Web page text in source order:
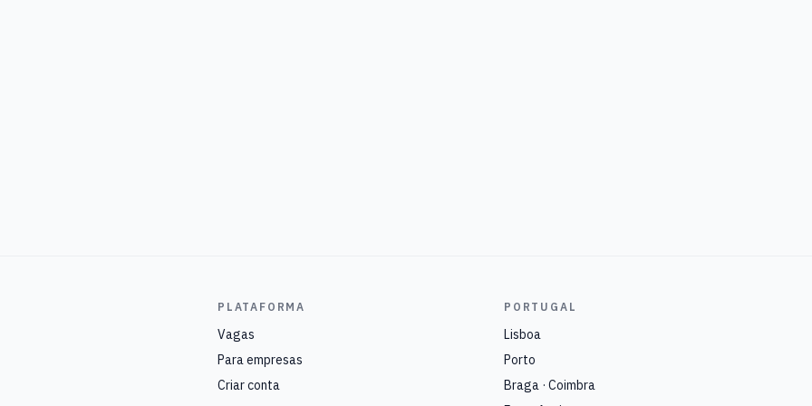
PLATAFORMA
Vagas
Para empresas
Criar conta
PORTUGAL
Lisboa
Porto
Braga · Coimbra